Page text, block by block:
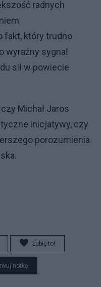
radnych
fakt, który trudno
wyraźny sygnał
sił w powiecie
Michał Jaros
inicjatywy, czy
porozumienia
Lubię to!
notkę